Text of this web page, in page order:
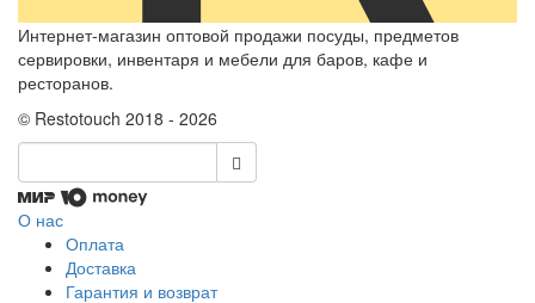
Интернет-магазин оптовой продажи посуды, предметов
сервировки, инвентаря и мебели для баров, кафе и
ресторанов.
© Restotouch 2018 - 2026
О нас
Оплата
Доставка
Гарантия и возврат